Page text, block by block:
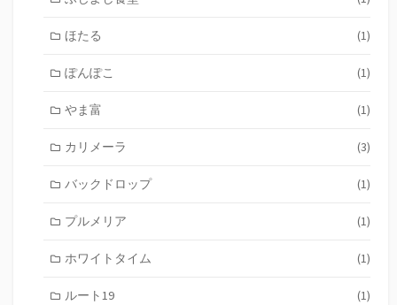
ほたる (1)
ぽんぽこ (1)
やま富 (1)
カリメーラ (3)
バックドロップ (1)
プルメリア (1)
ホワイトタイム (1)
ルート19 (1)